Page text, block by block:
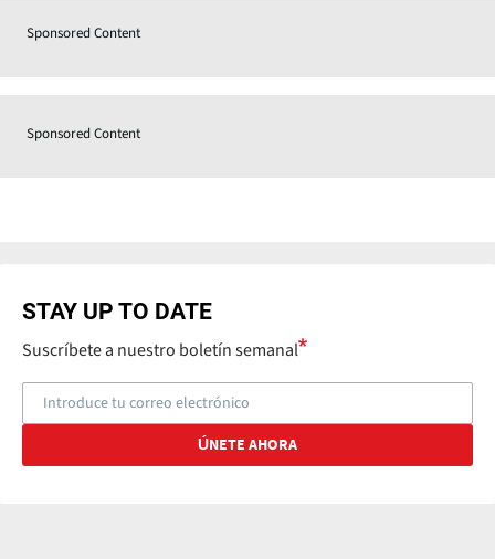
Sponsored Content
Sponsored Content
STAY UP TO DATE
Suscríbete a nuestro boletín semanal